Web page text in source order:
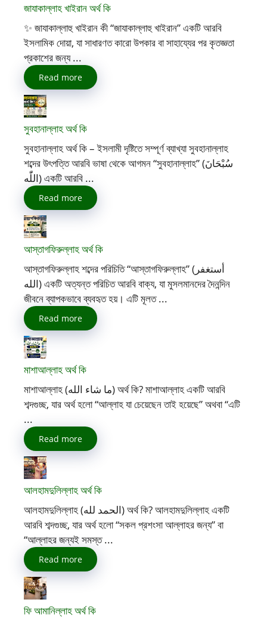
জাযাকাল্লাহ খাইরান অর্থ কি
✨ জাযাকাল্লাহু খাইরান কী “জাযাকাল্লাহু খাইরান” একটি আরবি
ইসলামিক দোয়া, যা সাধারণত কারো উপকার বা সাহায্যের পর কৃতজ্ঞতা
প্রকাশের জন্য ...
Read more
সুবহানাল্লাহ অর্থ কি
সুবহানাল্লাহ অর্থ কি – ইসলামী দৃষ্টিতে সম্পূর্ণ ব্যাখ্যা সুবহানাল্লাহ
শব্দের উৎপত্তি আরবি ভাষা থেকে আগমন “সুবহানাল্লাহ” (سُبْحَانَ
اللّٰه) একটি আরবি ...
Read more
আস্তাগফিরুল্লাহ অর্থ কি
আস্তাগফিরুল্লাহ শব্দের পরিচিতি “আস্তাগফিরুল্লাহ” (أستغفر
الله) একটি অত্যন্ত পরিচিত আরবি বাক্য, যা মুসলমানদের দৈনন্দিন
জীবনে ব্যাপকভাবে ব্যবহৃত হয়। এটি মূলত ...
Read more
মাশাআল্লাহ অর্থ কি
মাশাআল্লাহ (ما شاء الله) অর্থ কি? মাশাআল্লাহ একটি আরবি
শব্দগুচ্ছ, যার অর্থ হলো “আল্লাহ যা চেয়েছেন তাই হয়েছে” অথবা “এটি
...
Read more
আলহামদুলিল্লাহ অর্থ কি
আলহামদুলিল্লাহ (الحمد لله) অর্থ কি? আলহামদুলিল্লাহ একটি
আরবি শব্দগুচ্ছ, যার অর্থ হলো “সকল প্রশংসা আল্লাহর জন্য” বা
“আল্লাহর জন্যই সমস্ত ...
Read more
ফি আমানিল্লাহ অর্থ কি